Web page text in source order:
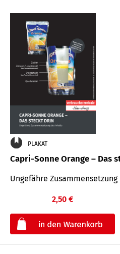
PLAKAT
Capri-Sonne Orange – Das
Ungefähre
2,50 €